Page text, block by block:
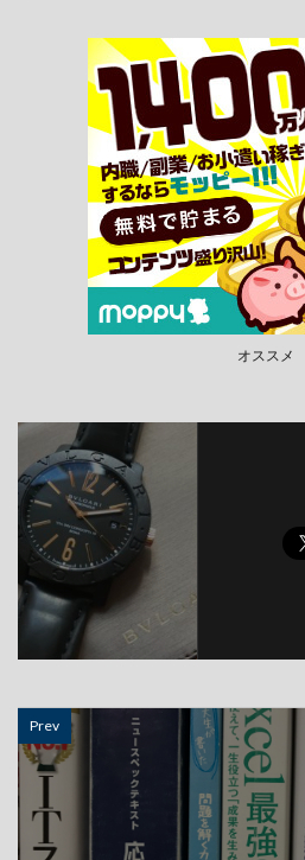
オススメ
Prev